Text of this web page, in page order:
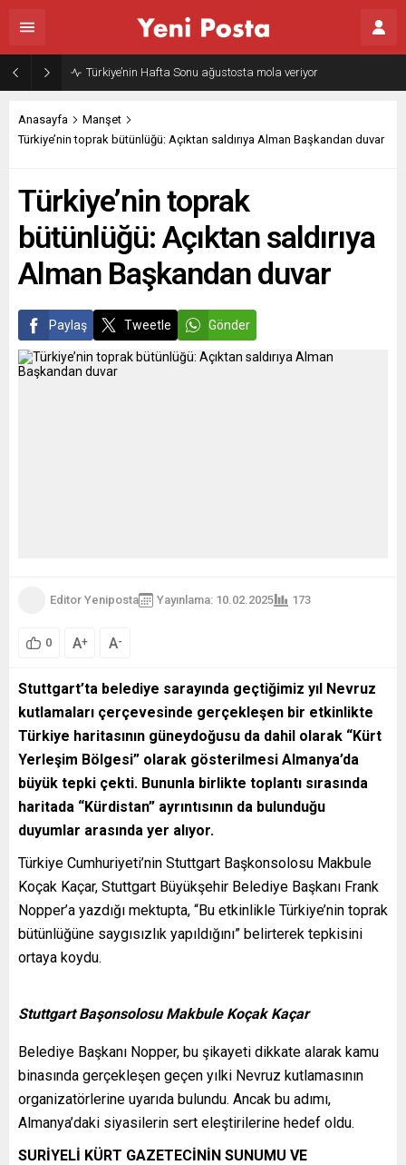
Gazze’nin geleceği: Teknokratik kontrol mü, kolonializm mi?
Anasayfa
Manşet
Türkiye’nin toprak bütünlüğü: Açıktan saldırıya Alman Başkandan duvar
Türkiye’nin toprak
bütünlüğü: Açıktan saldırıya
Alman Başkandan duvar
Paylaş Tweetle Gönder
Editor Yeniposta Yayınlama: 10.02.2025 173
0 A+ A-
Stuttgart’ta belediye sarayında geçtiğimiz yıl Nevruz
kutlamaları çerçevesinde gerçekleşen bir etkinlikte
Türkiye haritasının güneydoğusu da dahil olarak “Kürt
Yerleşim Bölgesi” olarak gösterilmesi Almanya’da
büyük tepki çekti. Bununla birlikte toplantı sırasında
haritada “Kürdistan” ayrıntısının da bulunduğu
duyumlar arasında yer alıyor.
Türkiye Cumhuriyeti’nin Stuttgart Başkonsolosu Makbule
Koçak Kaçar, Stuttgart Büyükşehir Belediye Başkanı Frank
Nopper’a yazdığı mektupta, “Bu etkinlikle Türkiye’nin toprak
bütünlüğüne saygısızlık yapıldığını” belirterek tepkisini
ortaya koydu.
Stuttgart Başonsolosu Makbule Koçak Kaçar
Belediye Başkanı Nopper, bu şikayeti dikkate alarak kamu
binasında gerçekleşen geçen yılki Nevruz kutlamasının
organizatörlerine uyarıda bulundu. Ancak bu adımı,
Almanya’daki siyasilerin sert eleştirilerine hedef oldu.
SURİYELİ KÜRT GAZETECİNİN SUNUMU VE